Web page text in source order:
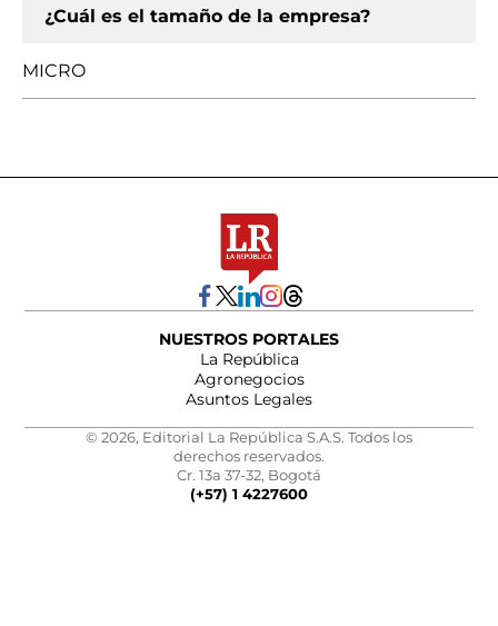
¿Cuál es el tamaño de la empresa?
MICRO
NUESTROS PORTALES
La República
Agronegocios
Asuntos Legales
© 2026, Editorial La República S.A.S. Todos los
derechos reservados.
Cr. 13a 37-32, Bogotá
(+57) 1 4227600